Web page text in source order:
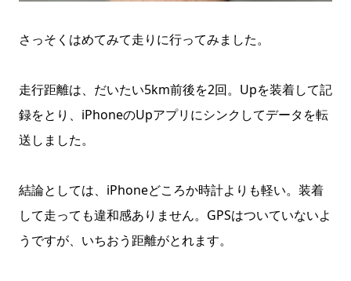
さっそくはめてみて走りに行ってみました。
走行距離は、だいたい5km前後を2回。Upを装着して記
録をとり、iPhoneのUpアプリにシンクしてデータを転
送しました。
結論としては、iPhoneどころか時計よりも軽い。装着
して走っても違和感ありません。GPSはついていないよ
うですが、いちおう距離がとれます。